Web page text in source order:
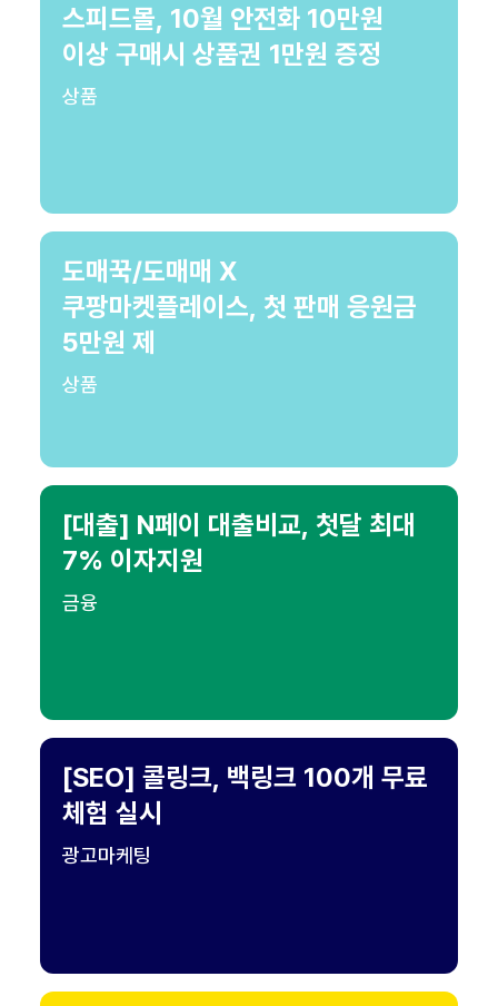
스피드몰, 10월 안전화 10만원
이상 구매시 상품권 1만원 증정
상품
도매꾹/도매매 X
쿠팡마켓플레이스, 첫 판매 응원금
5만원 제
상품
[대출] N페이 대출비교, 첫달 최대
7% 이자지원
금융
[SEO] 콜링크, 백링크 100개 무료
체험 실시
광고마케팅